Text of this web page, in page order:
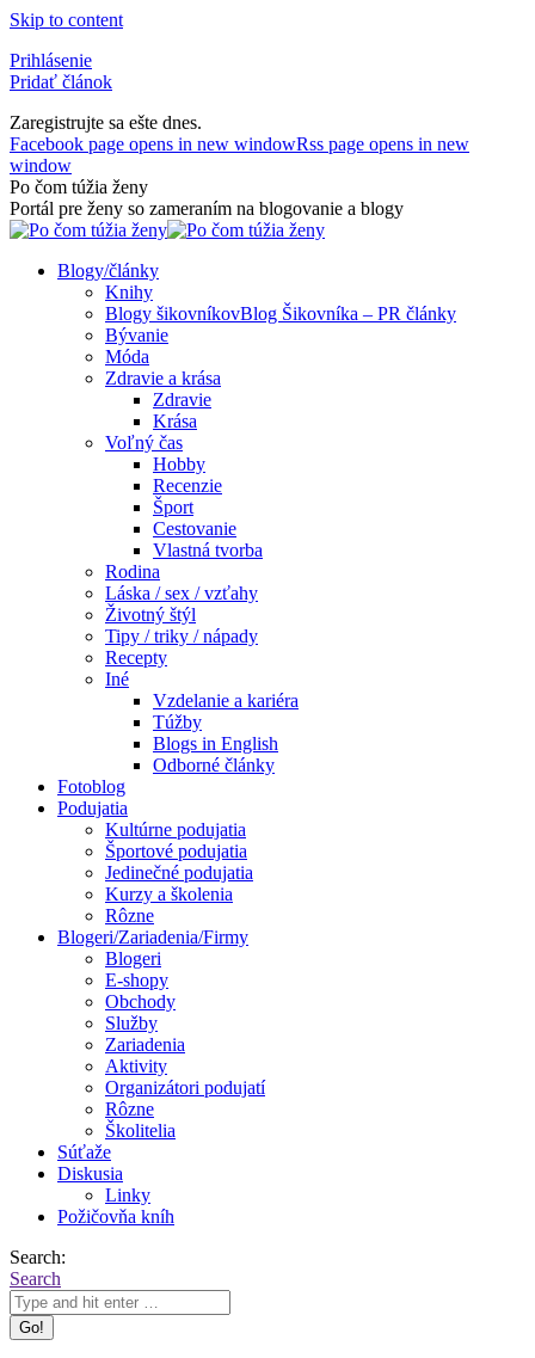
Skip to content
Prihlásenie
Pridať článok
Zaregistrujte sa ešte dnes.
Facebook page opens in new windowRss page opens in new
window
Po čom túžia ženy
Portál pre ženy so zameraním na blogovanie a blogy
Blogy/články
Knihy
Blogy šikovníkovBlog Šikovníka – PR články
Bývanie
Móda
Zdravie a krása
Zdravie
Krása
Voľný čas
Hobby
Recenzie
Šport
Cestovanie
Vlastná tvorba
Rodina
Láska / sex / vzťahy
Životný štýl
Tipy / triky / nápady
Recepty
Iné
Vzdelanie a kariéra
Túžby
Blogs in English
Odborné články
Fotoblog
Podujatia
Kultúrne podujatia
Športové podujatia
Jedinečné podujatia
Kurzy a školenia
Rôzne
Blogeri/Zariadenia/Firmy
Blogeri
E-shopy
Obchody
Služby
Zariadenia
Aktivity
Organizátori podujatí
Rôzne
Školitelia
Súťaže
Diskusia
Linky
Požičovňa kníh
Search:
Search